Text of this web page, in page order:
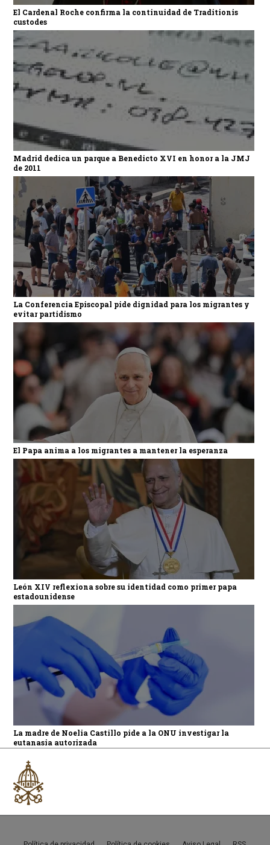
El Cardenal Roche confirma la continuidad de Traditionis
custodes
Madrid dedica un parque a Benedicto XVI en honor a la JMJ
de 2011
La Conferencia Episcopal pide dignidad para los migrantes y
evitar partidismo
El Papa anima a los migrantes a mantener la esperanza
León XIV reflexiona sobre su identidad como primer papa
estadounidense
La madre de Noelia Castillo pide a la ONU investigar la
eutanasia autorizada